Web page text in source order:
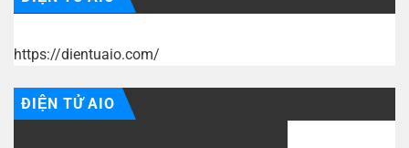
https://dientuaio.com/
ĐIỆN TỬ AIO